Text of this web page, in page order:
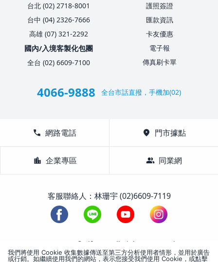
台北 (02) 2718-8001
台中 (04) 2326-7666
高雄 (07) 321-2292
國內/入境客製化包團
全台 (02) 6609-7100
護照簽證
匯款資訊
卡友優惠
電子報
傳真刷卡單
4066-9888 全台市話直撥，手機加(02)
call 網路電話 location_on 門市據點
location_city 企業專區 group 同業網
客服聯絡人：林珊宇 (02)6609-7119
1988-2026 © Lifetour All Rights Reserved.
我們將使用 Cookie 收集數據傳送至第三方分析使用者情形，並用於廣告
或行銷。如繼續使用我們的網站，表示您接受我們使用 Cookie，或點擊